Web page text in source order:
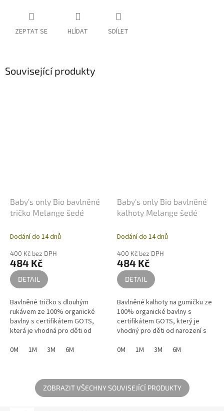
ZEPTAT SE HLÍDAT SDÍLET
Související produkty
Baby's only Bio bavlněné
tričko Melange šedé
Dodání do 14 dnů
400 Kč bez DPH
484 Kč
DETAIL
Bavlněné tričko s dlouhým
rukávem ze 100% organické
bavlny s certifikátem GOTS,
která je vhodná pro děti od
alergiemi.
0M 1M 3M 6M
Baby's only Bio bavlněné
kalhoty Melange šedé
Dodání do 14 dnů
400 Kč bez DPH
484 Kč
DETAIL
Bavlněné kalhoty na gumičku ze
100% organické bavlny s
certifikátem GOTS, který je
vhodný pro děti od narození s
0M
1M 3M 6M
ZOBRAZIT VŠECHNY SOUVISEJÍCÍ PRODUKTY